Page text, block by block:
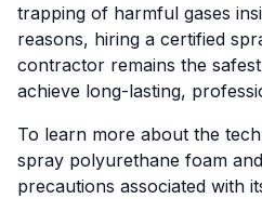
trapping of harmful gases
reasons, hiring a certified
contractor remains the
achieve long-lasting,
To learn more about the
spray polyurethane foam
precautions associated with